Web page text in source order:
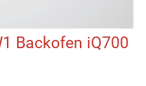
Backofen iQ700